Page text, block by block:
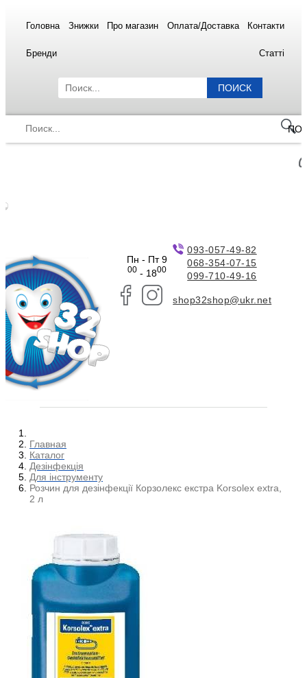
Головна Знижки Про магазин Оплата/Доставка Контакти
Бренди Статті
ПОИСК
Пн - Пт 9
00- 1800
093-057-49-82
068-354-07-15
099-710-49-16
shop32shop@ukr.net
Главная
Каталог
Дезінфекція
Для інструменту
Розчин для дезінфекції Корзолекс екстра Korsolex extra,
2 л